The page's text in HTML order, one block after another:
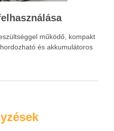
működő, kompakt
és akkumulátoros